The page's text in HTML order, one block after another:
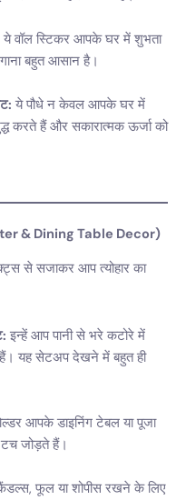
ये वॉल स्टिकर आपके घर में शुभता
बहुत आसान है।
ये पौधे न केवल आपके घर में
करते हैं और सकारात्मक ऊर्जा को
& Dining Table Decor)
से सजाकर आप त्योहार का
इन्हें आप पानी से भरे कटोरे में
यह सेटअप देखने में बहुत ही
आपके डाइनिंग टेबल या पूजा
जोड़ते हैं।
फूल या शोपीस रखने के लिए